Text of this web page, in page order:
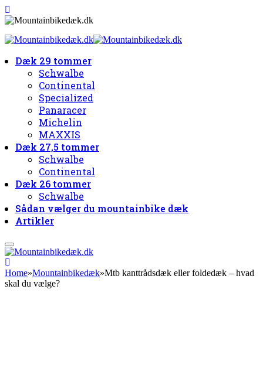
Dæk 29 tommer
Schwalbe
Continental
Specialized
Panaracer
Michelin
MAXXIS
Dæk 27,5 tommer
Schwalbe
Continental
Dæk 26 tommer
Schwalbe
Sådan vælger du mountainbike dæk
Artikler
Home»Mountainbikedæk»Mtb kanttrådsdæk eller foldedæk – hvad
skal du vælge?